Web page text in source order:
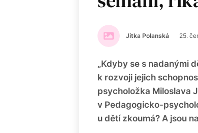
Jitka Polanská 25.
„Kdyby se s nadanými
k rozvoji jejich
psycholožka Miloslava
v Pedagogicko-
u dětí zkoumá? A jsou